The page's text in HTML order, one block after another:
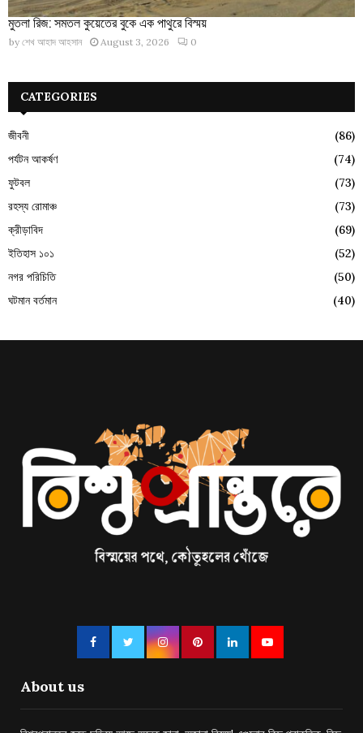
মুতলা রিজ: সমতল কুয়েতের বুকে এক পাথুরে বিস্ময়
by শেখ আহাদ আহসান August 3, 2026 0
CATEGORIES
জীবনী
(86)
পর্যটন আকর্ষণ
(74)
ফুটবল
(73)
রহস্য রোমাঞ্চ
(73)
ক্রীড়াবিদ
(69)
ইতিহাস ১০১
(52)
নগর পরিচিতি
(50)
ঘটমান বর্তমান
(40)
About us